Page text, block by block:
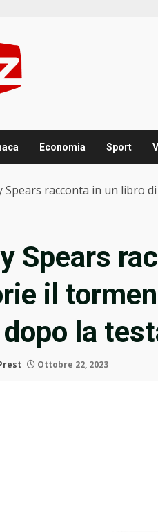
Economia Sport
Spears racconta in un libro
Spears
il
la
Ottobre 22, 2023